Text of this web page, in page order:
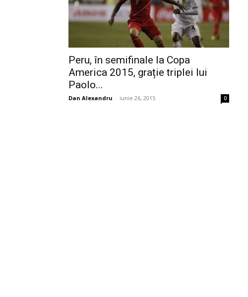
Peru, în semifinale la Copa
America 2015, grație triplei lui
Paolo...
Dan Alexandru - iunie 26, 2015 0